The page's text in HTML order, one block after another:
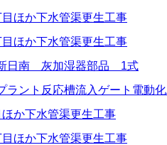
か下水管渠更生工事
か下水管渠更生工事
日南 灰加湿器部品 1式
ト反応槽流入ゲート電動化
下水管渠更生工事
か下水管渠更生工事